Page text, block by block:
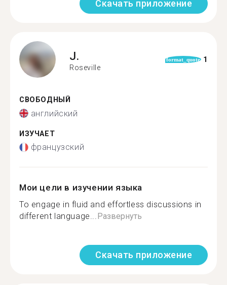
Скачать приложение
J.
Roseville
format_quote 1
СВОБОДНЫЙ
английский
ИЗУЧАЕТ
французский
Мои цели в изучении языка
To engage in fluid and effortless discussions in
different language...Развернуть
Скачать приложение